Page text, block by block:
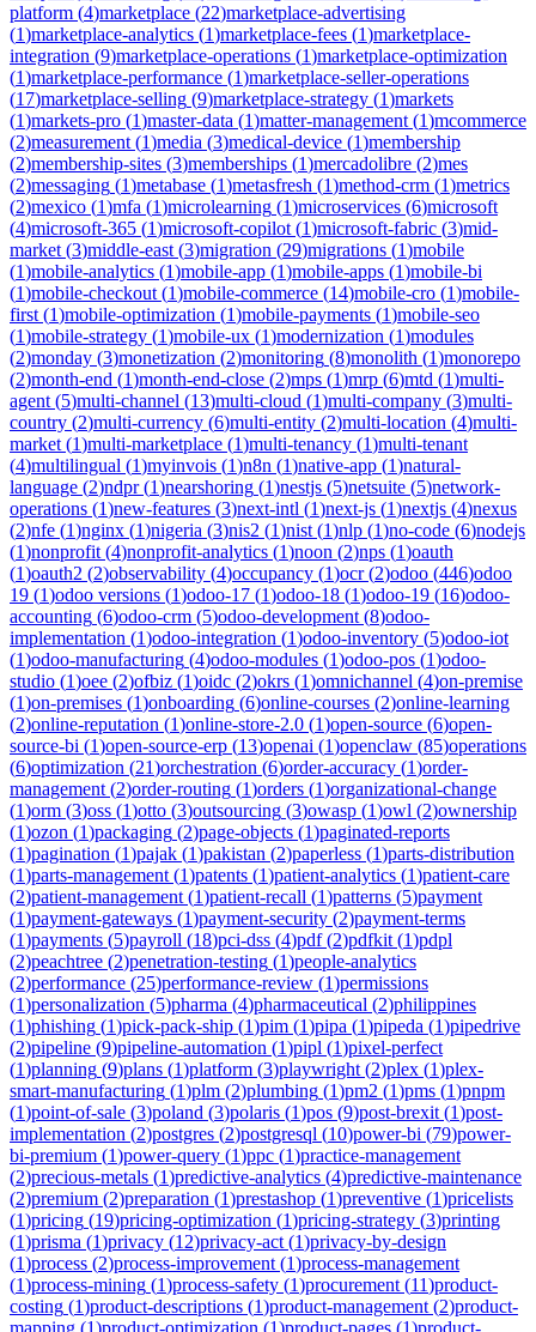
platform (4)marketplace (22)marketplace-advertising
(1)marketplace-analytics (1)marketplace-fees (1)marketplace-
integration (9)marketplace-operations (1)marketplace-optimization
(1)marketplace-performance (1)marketplace-seller-operations
(17)marketplace-selling (9)marketplace-strategy (1)markets
(1)markets-pro (1)master-data (1)matter-management (1)mcommerce
(2)measurement (1)media (3)medical-device (1)membership
(2)membership-sites (3)memberships (1)mercadolibre (2)mes
(2)messaging (1)metabase (1)metasfresh (1)method-crm (1)metrics
(2)mexico (1)mfa (1)microlearning (1)microservices (6)microsoft
(4)microsoft-365 (1)microsoft-copilot (1)microsoft-fabric (3)mid-
market (3)middle-east (3)migration (29)migrations (1)mobile
(1)mobile-analytics (1)mobile-app (1)mobile-apps (1)mobile-bi
(1)mobile-checkout (1)mobile-commerce (14)mobile-cro (1)mobile-
first (1)mobile-optimization (1)mobile-payments (1)mobile-seo
(1)mobile-strategy (1)mobile-ux (1)modernization (1)modules
(2)monday (3)monetization (2)monitoring (8)monolith (1)monorepo
(2)month-end (1)month-end-close (2)mps (1)mrp (6)mtd (1)multi-
agent (5)multi-channel (13)multi-cloud (1)multi-company (3)multi-
country (2)multi-currency (6)multi-entity (2)multi-location (4)multi-
market (1)multi-marketplace (1)multi-tenancy (1)multi-tenant
(4)multilingual (1)myinvois (1)n8n (1)native-app (1)natural-
language (2)ndpr(1)nearshoring (1)nestjs (5)netsuite (5)network-
operations (1)new-features (3)next-intl (1)next-js (1)nextjs (4)nexus
(2)nfe (1)nginx (1)nigeria (3)nis2 (1)nist (1)nlp (1)no-code (6)nodejs
(1)nonprofit (4)nonprofit-analytics (1)noon (2)nps (1)oauth
(1)oauth2 (2)observability (4)occupancy (1)ocr(2)odoo (446)odoo
19 (1)odoo versions (1)odoo-17 (1)odoo-18 (1)odoo-19 (16)odoo-
accounting (6)odoo-crm (5)odoo-development (8)odoo-
implementation (1)odoo-integration (1)odoo-inventory (5)odoo-iot
(1)odoo-manufacturing (4)odoo-modules (1)odoo-pos (1)odoo-
studio (1)oee (2)ofbiz (1)oidc (2)okrs (1)omnichannel (4)on-premise
(1)on-premises (1)onboarding (6)online-courses (2)online-learning
(2)online-reputation (1)online-store-2.0 (1)open-source (6)open-
source-bi (1)open-source-erp (13)openai (1)openclaw (85)operations
(6)optimization (21)orchestration (6)order-accuracy (1)order-
management (2)order-routing (1)orders (1)organizational-change
(1)orm (3)oss (1)otto (3)outsourcing (3)owasp (1)owl (2)ownership
(1)ozon (1)packaging (2)page-objects (1)paginated-reports
(1)pagination (1)pajak (1)pakistan (2)paperless (1)parts-distribution
(1)parts-management (1)patents (1)patient-analytics (1)patient-care
(2)patient-management (1)patient-recall (1)patterns (5)payment
(1)payment-gateways (1)payment-security (2)payment-terms
(1)payments (5)payroll (18)pci-dss (4)pdf(2)pdfkit (1)pdpl
(2)peachtree (2)penetration-testing (1)people-analytics
(2)performance (25)performance-review (1)permissions
(1)personalization (5)pharma (4)pharmaceutical (2)philippines
(1)phishing (1)pick-pack-ship (1)pim (1)pipa (1)pipeda (1)pipedrive
(2)pipeline (9)pipeline-automation (1)pipl (1)pixel-perfect
(1)planning (9)plans (1)platform (3)playwright (2)plex (1)plex-
smart-manufacturing (1)plm (2)plumbing (1)pm2 (1)pms (1)pnpm
(1)point-of-sale (3)poland (3)polaris (1)pos (9)post-brexit (1)post-
implementation (2)postgres (2)postgresql (10)power-bi (79)power-
bi-premium (1)power-query (1)ppc (1)practice-management
(2)precious-metals (1)predictive-analytics (4)predictive-maintenance
(2)premium (2)preparation (1)prestashop (1)preventive (1)pricelists
(1)pricing (19)pricing-optimization (1)pricing-strategy (3)printing
(1)prisma (1)privacy (12)privacy-act (1)privacy-by-design
(1)process (2)process-improvement (1)process-management
(1)process-mining (1)process-safety (1)procurement (11)product-
costing (1)product-descriptions (1)product-management (2)product-
mapping (1)product-optimization (1)product-pages (1)product-